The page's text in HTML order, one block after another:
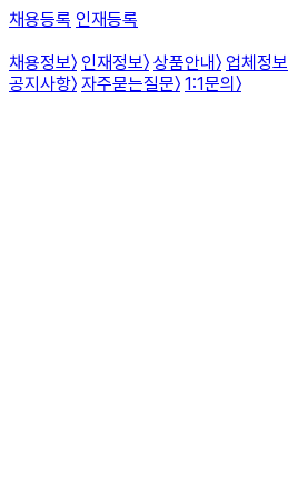
채용등록 인재등록
채용정보〉 인재정보〉 상품안내 〉 업체정보
공지사항〉 자주묻는질문〉 1:1문의 〉